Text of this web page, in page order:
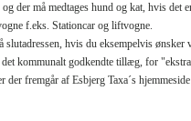
der må medtages hund og kat, hvis det
f.eks. Stationcar og liftvogne.
hvis du eksempelvis ønsker
kommunalt godkendte tillæg, for
der fremgår af Esbjerg Taxa´s